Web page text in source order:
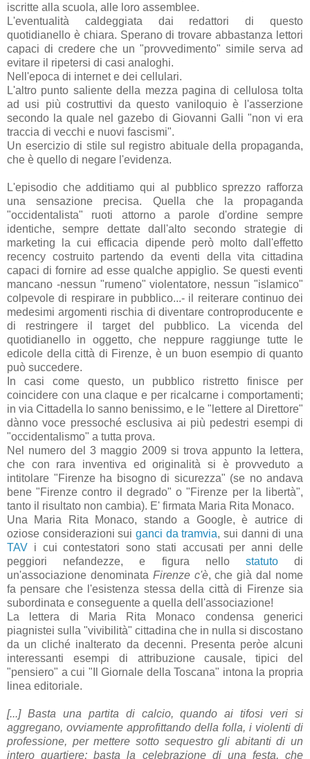
iscritte alla scuola, alle loro assemblee.
L'eventualità caldeggiata dai redattori di questo
quotidianello è chiara. Sperano di trovare abbastanza lettori
capaci di credere che un "provvedimento" simile serva ad
evitare il ripetersi di casi analoghi.
Nell'epoca di internet e dei cellulari.
L'altro punto saliente della mezza pagina di cellulosa tolta
ad usi più costruttivi da questo vaniloquio è l'asserzione
secondo la quale nel gazebo di Giovanni Galli "non vi era
traccia di vecchi e nuovi fascismi".
Un esercizio di stile sul registro abituale della propaganda,
che è quello di negare l'evidenza.
L'episodio che additiamo qui al pubblico sprezzo rafforza
una sensazione precisa. Quella che la propaganda
"occidentalista" ruoti attorno a parole d'ordine sempre
identiche, sempre dettate dall'alto secondo strategie di
marketing la cui efficacia dipende però molto dall'effetto
recency costruito partendo da eventi della vita cittadina
capaci di fornire ad esse qualche appiglio. Se questi eventi
mancano -nessun "rumeno" violentatore, nessun "islamico"
colpevole di respirare in pubblico...- il reiterare continuo dei
medesimi argomenti rischia di diventare controproducente e
di restringere il target del pubblico. La vicenda del
quotidianello in oggetto, che neppure raggiunge tutte le
edicole della città di Firenze, è un buon esempio di quanto
può succedere.
In casi come questo, un pubblico ristretto finisce per
coincidere con una claque e per ricalcarne i comportamenti;
in via Cittadella lo sanno benissimo, e le "lettere al Direttore"
dànno voce pressoché esclusiva ai più pedestri esempi di
"occidentalismo" a tutta prova.
Nel numero del 3 maggio 2009 si trova appunto la lettera,
che con rara inventiva ed originalità si è provveduto a
intitolare "Firenze ha bisogno di sicurezza" (se no andava
bene "Firenze contro il degrado" o "Firenze per la libertà",
tanto il risultato non cambia). E' firmata Maria Rita Monaco.
Una Maria Rita Monaco, stando a Google, è autrice di
oziose considerazioni sui ganci da tramvia, sui danni di una
TAV i cui contestatori sono stati accusati per anni delle
peggiori nefandezze, e figura nello statutodi
un'associazione denominata Firenze c'è, che già dal nome
fa pensare che l'esistenza stessa della città di Firenze sia
subordinata e conseguente a quella dell'associazione!
La lettera di Maria Rita Monaco condensa generici
piagnistei sulla "vivibilità" cittadina che in nulla si discostano
da un cliché inalterato da decenni. Presenta peròe alcuni
interessanti esempi di attribuzione causale, tipici del
"pensiero" a cui "Il Giornale della Toscana" intona la propria
linea editoriale.
[...] Basta una partita di calcio, quando ai tifosi veri si
aggregano, ovviamente approfittando della folla, i violenti di
professione, per mettere sotto sequestro gli abitanti di un
intero quartiere; basta la celebrazione di una festa, che